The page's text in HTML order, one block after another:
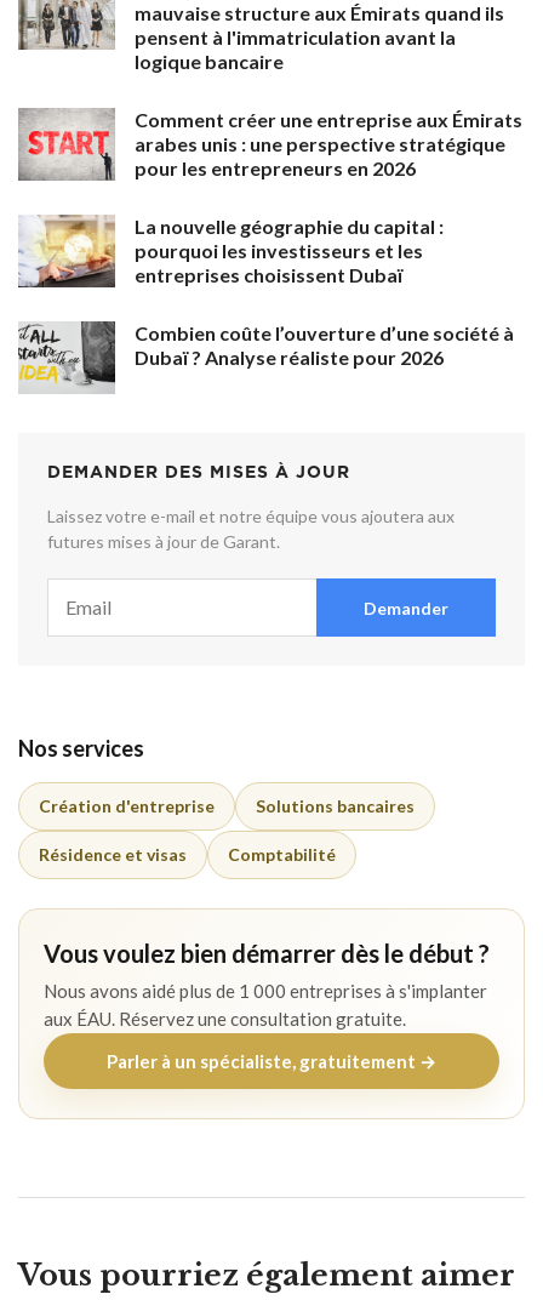
mauvaise structure aux Émirats quand ils
pensent à l'immatriculation avant la
logique bancaire
Comment créer une entreprise aux Émirats
arabes unis : une perspective stratégique
pour les entrepreneurs en 2026
La nouvelle géographie du capital :
pourquoi les investisseurs et les
entreprises choisissent Dubaï
Combien coûte l’ouverture d’une société à
Dubaï ? Analyse réaliste pour 2026
DEMANDER DES MISES À JOUR
Laissez votre e-mail et notre équipe vous ajoutera aux
futures mises à jour de Garant.
Demander
Nos services
Création d'entreprise Solutions bancaires
Résidence et visas Comptabilité
Vous voulez bien démarrer dès le début ?
Nous avons aidé plus de 1 000 entreprises à s'implanter
aux ÉAU. Réservez une consultation gratuite.
Parler à un spécialiste, gratuitement →
Vous pourriez également aimer